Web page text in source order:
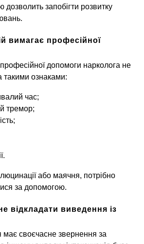
дозволить запобігти розвитку
вимагає професійної
допомоги нарколога не
такими ознаками:
час;
тремор;
або маячня, потрібно
за допомогою.
відкладати виведення із
своєчасне звернення за